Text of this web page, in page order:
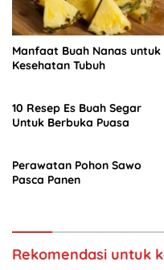
Manfaat Buah Nanas untuk
Kesehatan Tubuh
10 Resep Es Buah Segar
Untuk Berbuka Puasa
Perawatan Pohon Sawo
Pasca Panen
Rekomendasi untuk